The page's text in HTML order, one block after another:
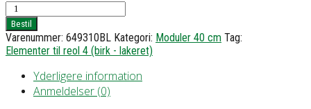
Reol
4
med
3
hylder
Bestil
Varenummer: 649310BL Kategori: Moduler 40 cm Tag:
Elementer til reol 4 (birk - lakeret)
Yderligere information
Anmeldelser (0)